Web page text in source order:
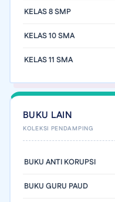
KELAS 8 SMP
KELAS 10 SMA
KELAS 11 SMA
BUKU LAIN
BUKU ANTI KORUPSI
BUKU GURU PAUD